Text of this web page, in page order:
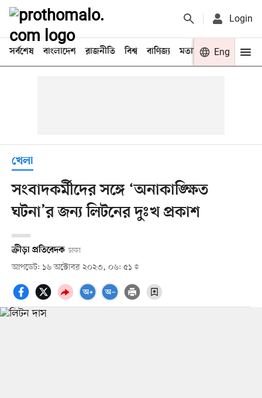
Login
সর্বশেষ বাংলাদেশ রাজনীতি বিশ্ব বাণিজ্য মতামত খেলা
Eng
খেলা
সংবাদকর্মীদের সঙ্গে ‘অনাকাঙ্ক্ষিত
ঘটনা‌’র জন্য লিটনের দুঃখ প্রকাশ
ক্রীড়া প্রতিবেদক ঢাকা
আপডেট: ১৬ অক্টোবর ২০২৩, ০৬: ৫১